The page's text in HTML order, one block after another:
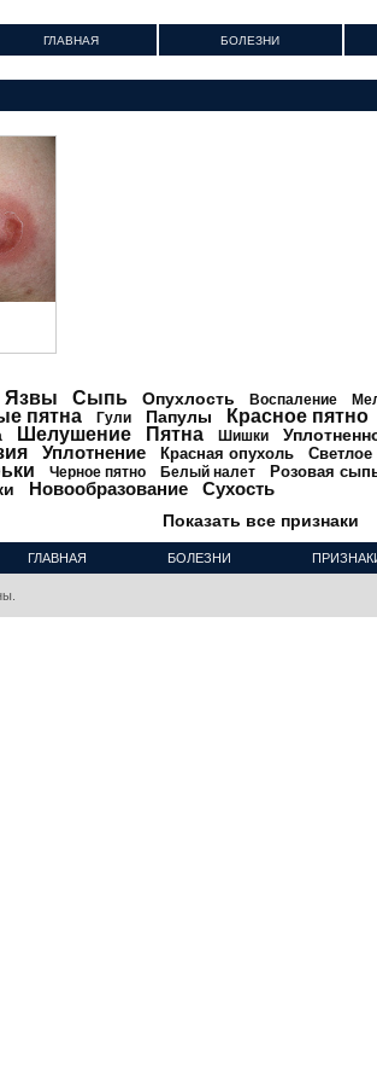
ГЛАВНАЯ БОЛЕЗНИ
Язвы Сыпь Опухлость Воспаление
пятна Гули Папулы Красное пятно
Шелушение Пятна Шишки
Уплотнение Красная опухоль Светлое
Черное пятно Белый налет Розовая
Новообразование Сухость
Показать все признаки
ГЛАВНАЯ БОЛЕЗНИ